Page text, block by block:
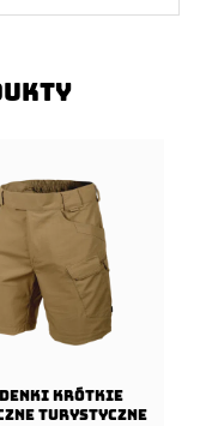
Krótkie
Turystyczne